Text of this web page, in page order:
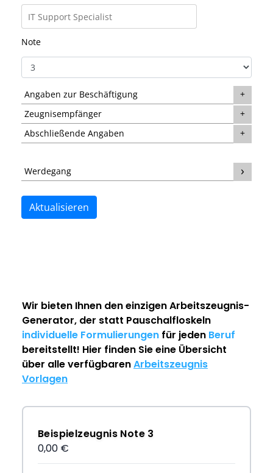
Note
Angaben zur Beschäftigung
Zeugnisempfänger
Abschließende Angaben
Werdegang
Aktualisieren
Wir bieten Ihnen den einzigenArbeitszeugnis-
Generator, der statt Pauschalfloskeln
individuelle Formulierungen für jeden Beruf
bereitstellt! Hier finden Sie eine Übersicht
über alle verfügbarenArbeitszeugnis
Vorlagen
Beispielzeugnis Note 3
0,00 €